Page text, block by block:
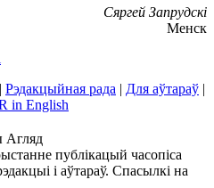
Сяргей Запрудскі
Менск
| Рэдакцыйная рада | Для аўтараў |
in English
Агляд
публікацый часопіса
і аўтараў. Спасылкі на